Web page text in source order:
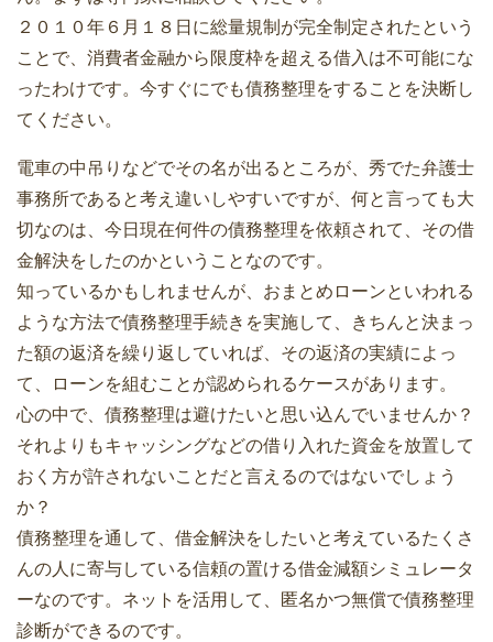
２０１０年６月１８日に総量規制が完全制定されたという
ことで、消費者金融から限度枠を超える借入は不可能にな
ったわけです。今すぐにでも債務整理をすることを決断し
てください。
電車の中吊りなどでその名が出るところが、秀でた弁護士
事務所であると考え違いしやすいですが、何と言っても大
切なのは、今日現在何件の債務整理を依頼されて、その借
金解決をしたのかということなのです。
知っているかもしれませんが、おまとめローンといわれる
ような方法で債務整理手続きを実施して、きちんと決まっ
た額の返済を繰り返していれば、その返済の実績によっ
て、ローンを組むことが認められるケースがあります。
心の中で、債務整理は避けたいと思い込んでいませんか？
それよりもキャッシングなどの借り入れた資金を放置して
おく方が許されないことだと言えるのではないでしょう
か？
債務整理を通して、借金解決をしたいと考えているたくさ
んの人に寄与している信頼の置ける借金減額シミュレータ
ーなのです。ネットを活用して、匿名かつ無償で債務整理
診断ができるのです。